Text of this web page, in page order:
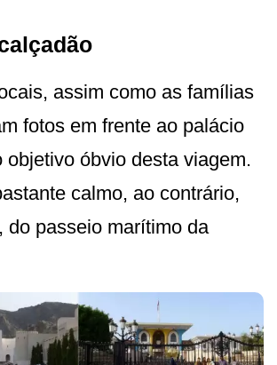
assim como as famílias
fotos em frente ao palácio
objetivo óbvio desta viagem.
calmo, ao contrário,
do passeio marítimo da